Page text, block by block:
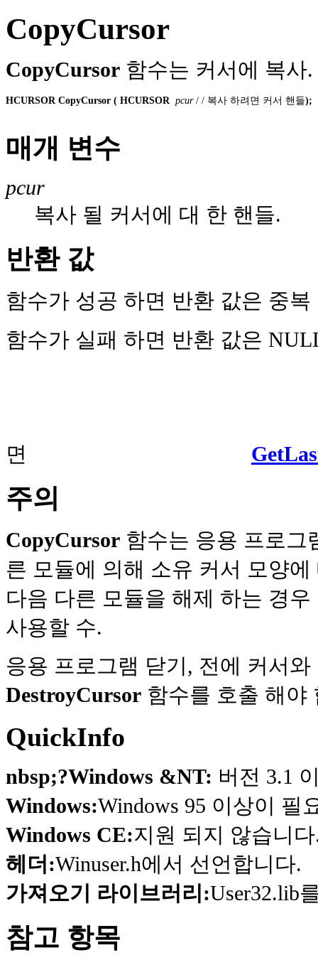
CopyCursor
CopyCursor 함수는 커서에 복사.
HCURSOR CopyCursor ( HCURSOR pcur / / 복사 하려면 커서 핸들);
매개 변수
pcur
복사 될 커서에 대 한 핸들.
반환 값
함수가 성공 하면 반환 값은 중복
함수가 실패 하면 반환 값은
면
주의
CopyCursor 함수는 응용 프로그
른 모듈에 의해 소유 커서 모양
다음 다른 모듈을 해제 하는 경
사용할 수.
응용 프로그램 닫기, 전에 커서
DestroyCursor 함수를 호출 해야
QuickInfo
nbsp;?Windows &NT: 버전 3.1
Windows:Windows 95 이상이 필
Windows CE:지원 되지 않습니
헤더:Winuser.h에서 선언합니다.
가져오기 라이브러리:User32.lib
참고 항목